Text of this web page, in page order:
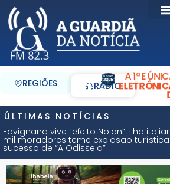
REGIÕES RÁDIO
A 1ª E
ÚLTIMAS NOTÍCIAS
Favignana vive “efeito Nolan”: ilha
mil moradores teme explosão
sucesso de “A Odisseia”